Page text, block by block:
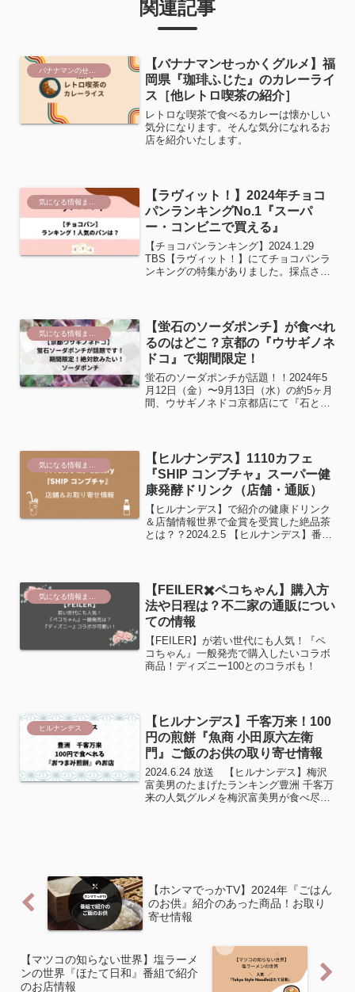
関連記事
【バナナマンせっかくグルメ】福
岡県『珈琲ふじた』のカレーライ
ス［他レトロ喫茶の紹介］
レトロな喫茶で食べるカレーは懐かしい
気分になります。そんな気分になれるお
店を紹介いたします。
【ラヴィット！】2024年チョコ
パンランキングNo.1『スーパ
ー・コンビニで買える』
【チョコパンランキング】2024.1.29
TBS【ラヴィット！】にてチョコパンラ
ンキングの特集がありました。採点され
リーヨシノリア...
【蛍石のソーダポンチ】が食べれ
るのはどこ？京都の『ウサギノネ
ドコ』で期間限定！
蛍石のソーダポンチが話題！！2024年5
月12日（金）〜9月13日（水）の約5ヶ月
間、ウサギノネドコ京都店にて『石と光
この投稿を...
【ヒルナンデス】1110カフェ
『SHIP コンブチャ』スーパー健
康発酵ドリンク（店舗・通販）
【ヒルナンデス】で紹介の健康ドリンク
＆店舗情報世界で金賞を受賞した絶品茶
とは？？2024.2.5 【ヒルナンデス】番組
公式...
【FEILER✖️ペコちゃん】購入方
法や日程は？不二家の通販につい
ての情報
【FEILER】が若い世代にも人気！『ペ
コちゃん』一般発売で購入したいコラボ
商品！ディズニー100とのコラボも！
ヒルナンデス
【ヒルナンデス】千客万来！100
円の煎餅『魚商 小田原六左衛
門』ご飯のお供の取り寄せ情報
2024.6.24 放送 【ヒルナンデス】梅沢
富美男のたまげたランキング豊洲 千客万
来の人気グルメを梅沢富美男が食べ尽く
【ホンマでっかTV】2024年『ごはん
のお供』紹介のあった商品！お取り
寄せ情報
【マツコの知らない世界】塩ラーメ
ンの世界『ほたて日和』番組で紹介
のお店情報